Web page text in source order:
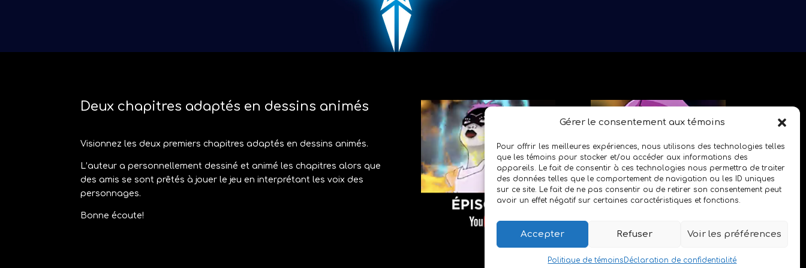
Gérer le consentement aux témoins
Pour offrir les meilleures expériences, nous utilisons des technologies telles
que les témoins pour stocker et/ou accéder aux informations des
appareils. Le fait de consentir à ces technologies nous permettra de traiter
des données telles que le comportement de navigation ou les ID uniques
sur ce site. Le fait de ne pas consentir ou de retirer son consentement peut
avoir un effet négatif sur certaines caractéristiques et fonctions.
Accepter Refuser Voir les préférences
Politique de témoins Déclaration de confidentialité
Deux chapitres adaptés en dessins animés
Visionnez les deux premiers chapitres adaptés en dessins animés.
L’auteur a personnellement dessiné et animé les chapitres alors que
des amis se sont prêtés à jouer le jeu en interprétant les voix des
personnages.
Bonne écoute!